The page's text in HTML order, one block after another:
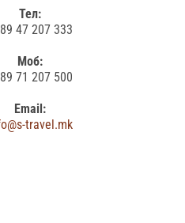
Тел:
47 207 333
Моб:
71 207 500
Email:
travel.mk